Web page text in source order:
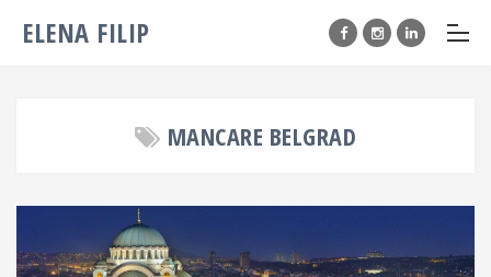
ELENA FILIP
MANCARE BELGRAD